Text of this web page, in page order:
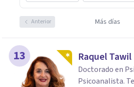
Anterior Más días
13 Raquel
Doctorado en
Psicoanalista.